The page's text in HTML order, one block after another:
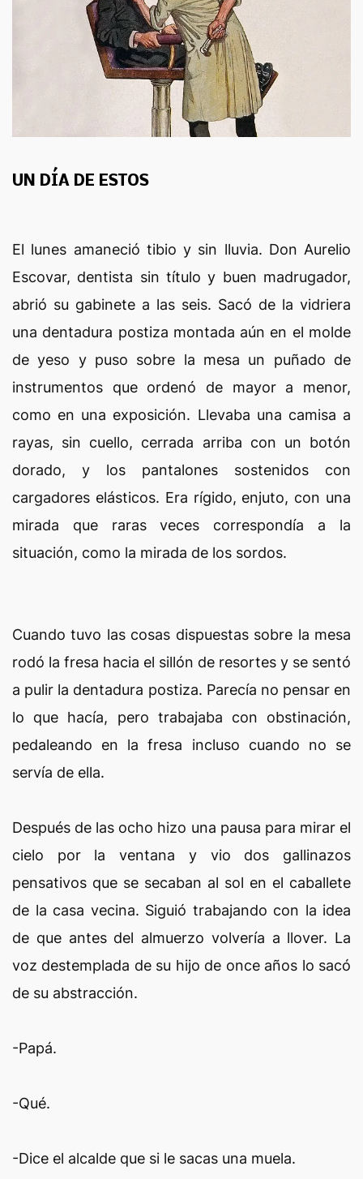
UN DÍA DE ESTOS
El lunes amaneció tibio y sin lluvia. Don Aurelio
Escovar, dentista sin título y buen madrugador,
abrió su gabinete a las seis. Sacó de la vidriera
una dentadura postiza montada aún en el molde
de yeso y puso sobre la mesa un puñado de
instrumentos que ordenó de mayor a menor,
como en una exposición. Llevaba una camisa a
rayas, sin cuello, cerrada arriba con un botón
dorado, y los pantalones sostenidos con
cargadores elásticos. Era rígido, enjuto, con una
mirada que raras veces correspondía a la
situación, como la mirada de los sordos.
Cuando tuvo las cosas dispuestas sobre la mesa
rodó la fresa hacia el sillón de resortes y se sentó
a pulir la dentadura postiza. Parecía no pensar en
lo que hacía, pero trabajaba con obstinación,
pedaleando en la fresa incluso cuando no se
servía de ella.
Después de las ocho hizo una pausa para mirar el
cielo por la ventana y vio dos gallinazos
pensativos que se secaban al sol en el caballete
de la casa vecina. Siguió trabajando con la idea
de que antes del almuerzo volvería a llover. La
voz destemplada de su hijo de once años lo sacó
de su abstracción.
-Papá.
-Qué.
-Dice el alcalde que si le sacas una muela.